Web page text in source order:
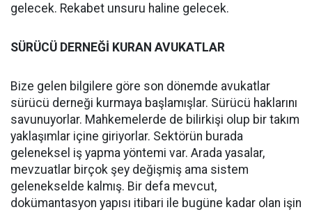
gelecek. Rekabet unsuru haline gelecek.
SÜRÜCÜ DERNEĞİ KURAN AVUKATLAR
Bize gelen bilgilere göre son dönemde avukatlar
sürücü derneği kurmaya başlamışlar. Sürücü haklarını
savunuyorlar. Mahkemelerde de bilirkişi olup bir takım
yaklaşımlar içine giriyorlar. Sektörün burada
geleneksel iş yapma yöntemi var. Arada yasalar,
mevzuatlar birçok şey değişmiş ama sistem
gelenekselde kalmış. Bir defa mevcut,
dokümantasyon yapısı itibari ile bugüne kadar olan işin